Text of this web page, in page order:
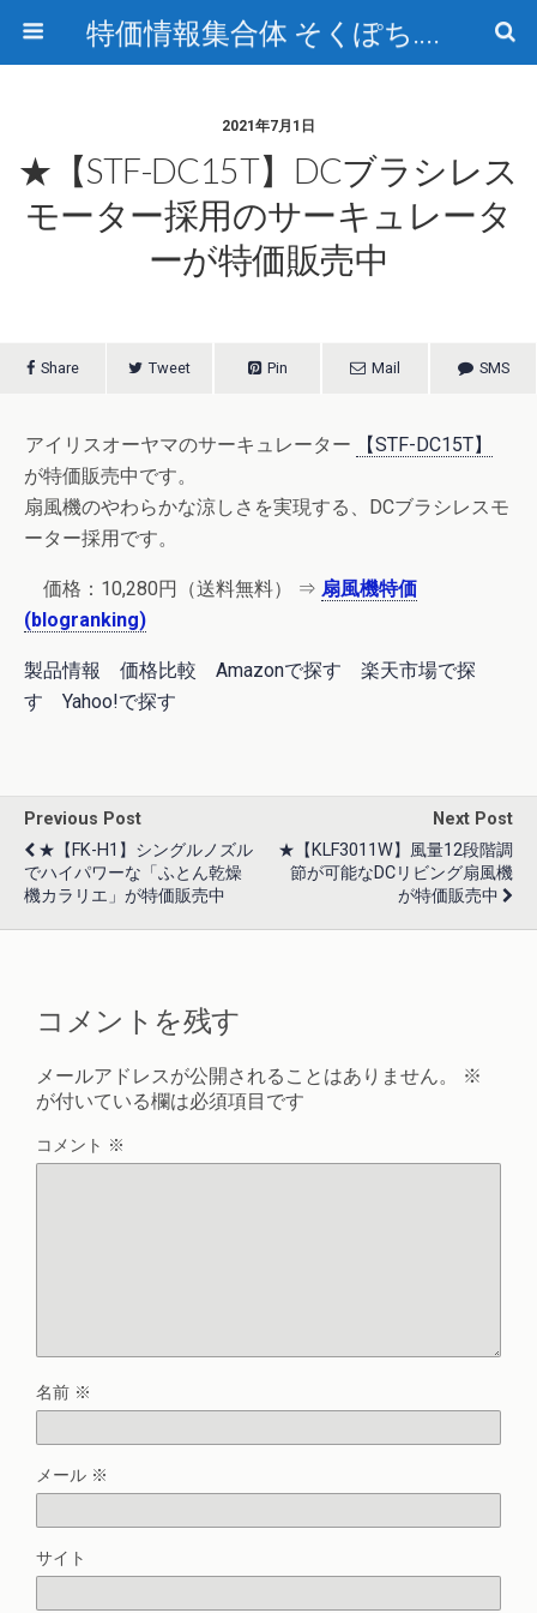
特価情報集合体 そくぽち.com
2021年7月1日
★【STF-DC15T】DCブラシレス
モーター採用のサーキュレータ
ーが特価販売中
Share Tweet Pin Mail SMS
アイリスオーヤマのサーキュレーター
【STF-DC15T】
が特価販売中です。
扇風機のやわらかな涼しさを実現する、DCブラシレスモ
ーター採用です。
価格： 10,280円 （送料無料） ⇒ 扇風機特価
(blogranking)
製品情報 価格比較 Amazonで探す
楽天市場で探
す
Yahoo!で探す
Previous Post
★【FK-H1】シングルノズル
でハイパワーな「ふとん乾燥
機カラリエ」が特価販売中
Next Post
★【KLF3011W】風量12段階調
節が可能なDCリビング扇風機
が特価販売中
コメントを残す
メールアドレスが公開されることはありません。
※
が付いている欄は必須項目です
コメント ※
名前 ※
メール ※
サイト